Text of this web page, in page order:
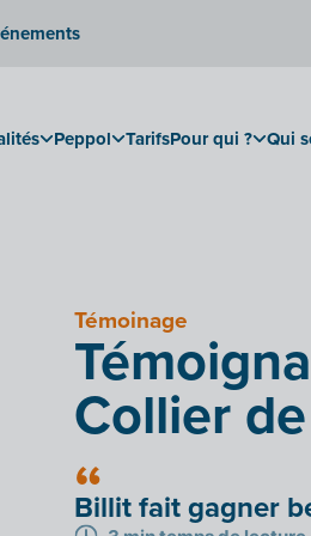
Peppol TarifsPour qui ? Qui
Témoinage
Collier
Billit fait gagner